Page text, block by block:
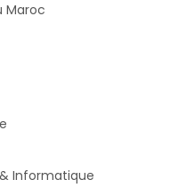
Maroc
Informatique